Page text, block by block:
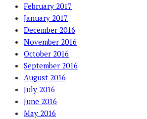
February 2017
January 2017
December 2016
November 2016
October 2016
September 2016
August 2016
July 2016
June 2016
May 2016